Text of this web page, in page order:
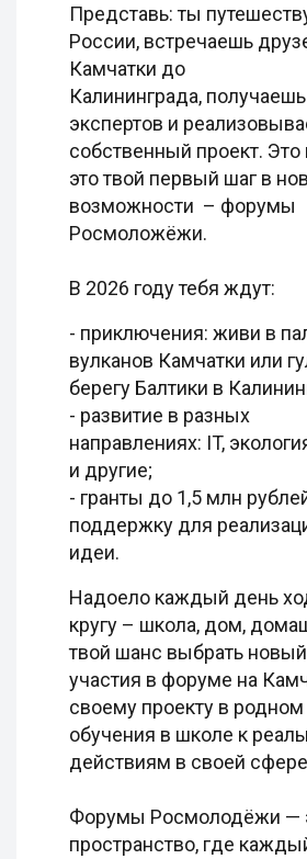
Представь: ты
России, встречаешь
Камчатки до
Калининграда,
экспертов и
собственный проект. Это
это твой первый шаг в
возможности – форумы
Росмоложёжи.
В 2026 году тебя ждут:
- приключения: живи в
вулканов Камчатки или
берегу Балтики в
- развитие в разных
направлениях: IT,
и другие;
- гранты до 1,5 млн
поддержку для
идеи.
Надоело каждый день
кругу – школа, дом,
твой шанс выбрать новый
участия в форуме на
своему проекту в родном
обучения в школе к
действиям в своей
Форумы Росмолодёжи —
пространство, где